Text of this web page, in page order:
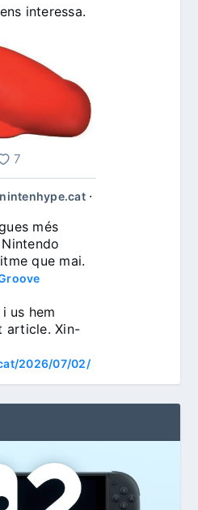
interessa.
7
⋅
més
i us hem
article. Xin-
2026/07/02/